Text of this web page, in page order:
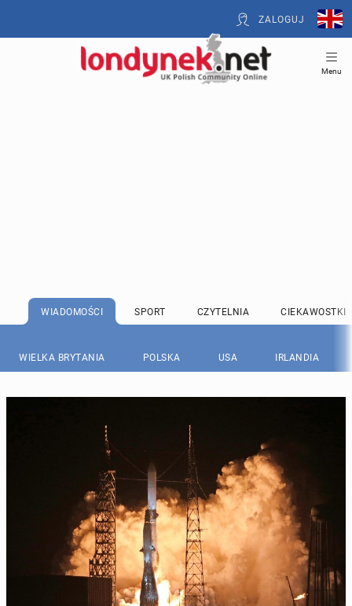
ZALOGUJ
Menu
WIADOMOŚCI SPORT CZYTELNIA CIEKAWOSTKI
WIELKA BRYTANIA POLSKA USA IRLANDIA